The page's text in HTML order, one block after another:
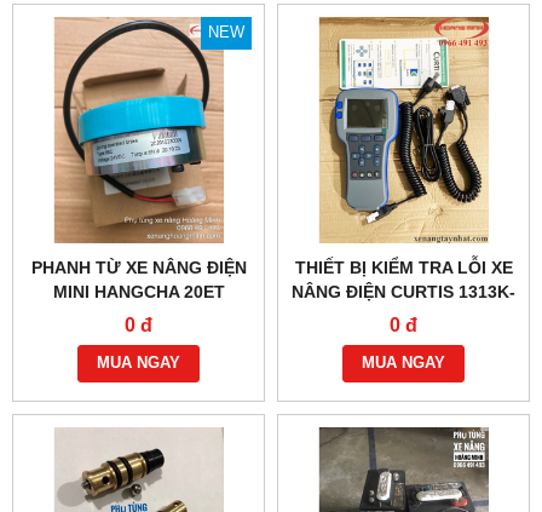
NEW
PHANH TỪ XE NÂNG ĐIỆN
MINI HANGCHA 20ET
0 đ
MUA NGAY
THIẾT BỊ KIỂM TRA LỖI XE
NÂNG ĐIỆN CURTIS 1313K-
4331
0 đ
MUA NGAY